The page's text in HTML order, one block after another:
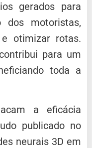
gerados para
dos motoristas,
otimizar rotas.
para um
toda a
a eficácia
publicado no
neurais 3D em